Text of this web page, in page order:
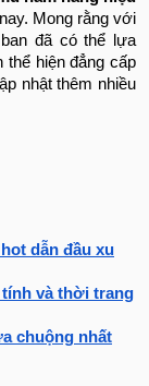
Mong rằng với
đã có thể lựa
hiện đẳng cấp
nhật thêm nhiều
dẫn đầu xu
tính và thời trang
chuộng nhất